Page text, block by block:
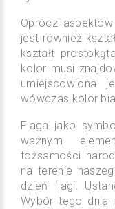
Oprócz
jest również
kształt
kolor musi
umiejscowiona
wówczas kolor
Flaga jako
ważnym
tożsamości
na terenie
dzień flagi.
Wybór tego dnia